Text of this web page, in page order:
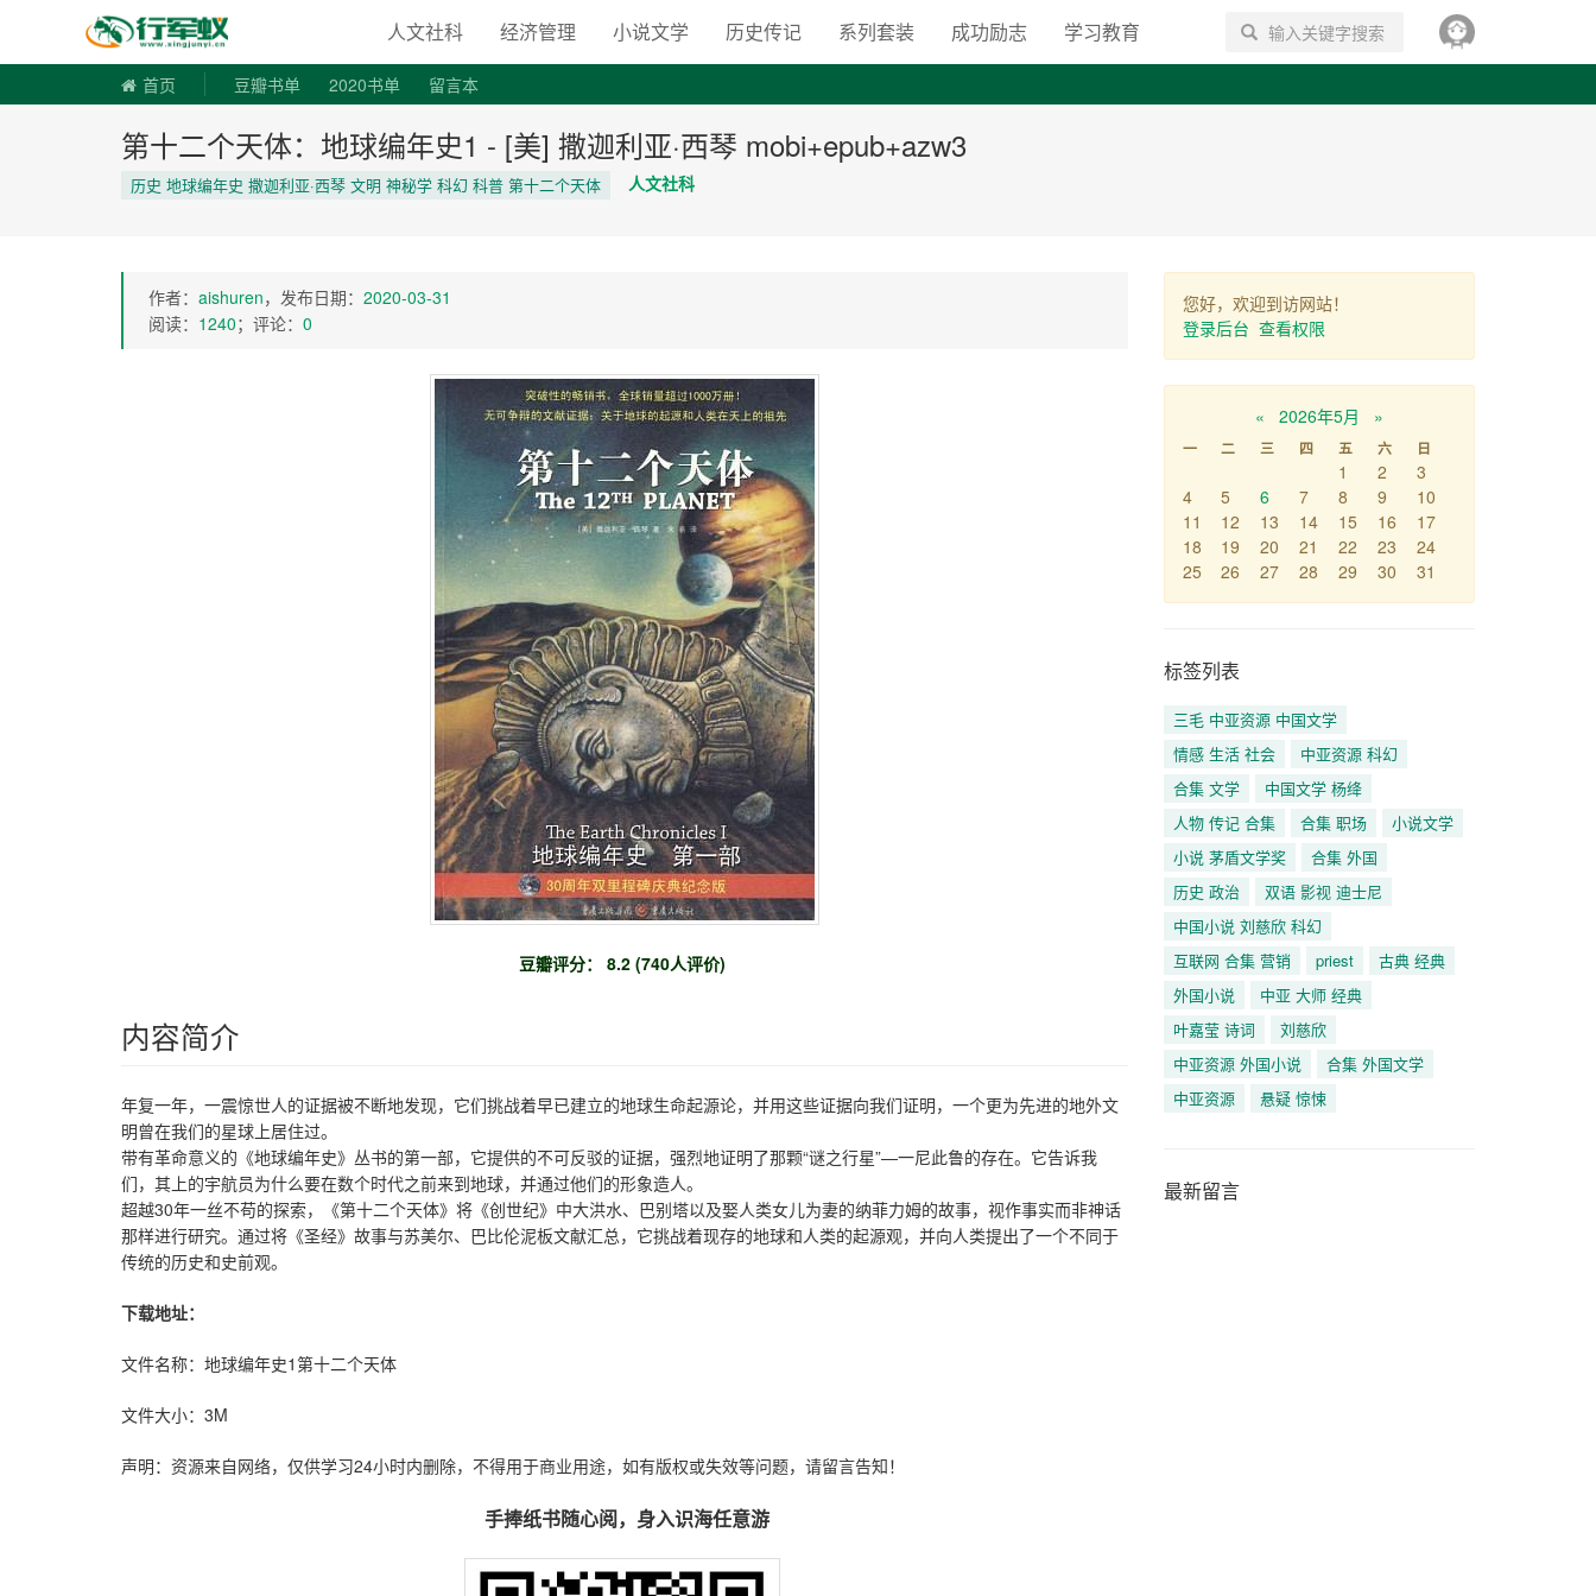
寻书令|走向自由之路
人文社科 经济管理 小说文学 历史传记 系列套装 成功励志 学习教育 搜索
首页 豆瓣书单 2020书单 留言本
第十二个天体：地球编年史1 - [美] 撒迦利亚·西琴 mobi+epub+azw3
历史 地球编年史 撒迦利亚·西琴 文明 神秘学 科幻 科普 第十二个天体 人文社科
作者： aishuren，发布日期： 2020-03-31
阅读： 1240；评论： 0
豆瓣评分： 8.2 (740人评价)
内容简介
年复一年，一震惊世人的证据被不断地发现，它们挑战着早已建立的地球生命起源论，并用这些证据向我们证明，一个更为先进的地外文
明曾在我们的星球上居住过。
带有革命意义的《地球编年史》丛书的第一部，它提供的不可反驳的证据，强烈地证明了那颗“谜之行星”—一尼此鲁的存在。它告诉我
们，其上的宇航员为什么要在数个时代之前来到地球，并通过他们的形象造人。
超越30年一丝不苟的探索，《第十二个天体》将《创世纪》中大洪水、巴别塔以及娶人类女儿为妻的纳菲力姆的故事，视作事实而非神话
那样进行研究。通过将《圣经》故事与苏美尔、巴比伦泥板文献汇总，它挑战着现存的地球和人类的起源观，并向人类提出了一个不同于
传统的历史和史前观。
下载地址：
文件名称：地球编年史1第十二个天体
文件大小：3M
声明：资源来自网络，仅供学习24小时内删除，不得用于商业用途，如有版权或失效等问题，请留言告知！
手捧纸书随心阅，身入识海任意游
您好，欢迎到访网站！
登录后台 查看权限
« 2026年5月 »
一 二 三 四 五 六 日
1 2
3
4
5 6 7 8 9
10
11
12 13 14 15 16
17
18
19 20 21 22 23
24
25
26 27 28 29 30 31
标签列表
三毛 中亚资源 中国文学
情感 生活 社会
中亚资源 科幻
合集 文学
中国文学 杨绛
人物 传记 合集
合集 职场
小说文学
小说 茅盾文学奖
合集 外国
历史 政治
双语 影视 迪士尼
中国小说 刘慈欣 科幻
互联网 合集 营销
priest
古典 经典
外国小说
中亚 大师 经典
叶嘉莹 诗词
刘慈欣
中亚资源 外国小说
合集 外国文学
中亚资源
悬疑 惊悚
最新留言